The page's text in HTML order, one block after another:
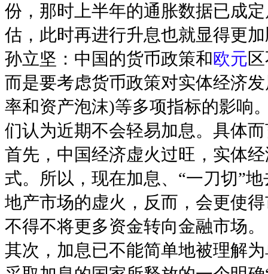
份，那时上半年的通胀数据已成
估，此时再进行升息也就显得更
孙立坚：中国的货币政策和欧元
而是要考虑货币政策对实体经济
率和资产泡沫)等多项指标的影响
们认为近期不会轻易加息。具体
首先，中国经济虚火过旺，实体
式。所以，现在加息、“一刀切”
地产市场的虚火，反而，会更使
不得不将更多资金转向金融市场。
其次，加息已不能简单地被理解